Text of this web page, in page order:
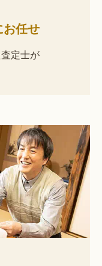
任せ
定士が